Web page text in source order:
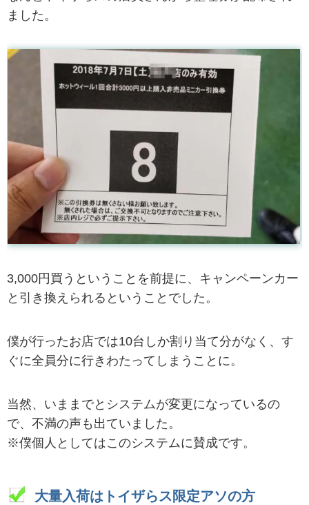
ました。
3,000円買うということを前提に、キャンペーンカー
と引き換えられるということでした。
僕が行ったお店では10台しか割り当て分がなく、す
ぐに全員分に行きわたってしまうことに。
当然、いままでとシステムが変更になっているの
で、不満の声も出ていました。
※僕個人としてはこのシステムに賛成です。
大量入荷はトイザらス限定アソの方